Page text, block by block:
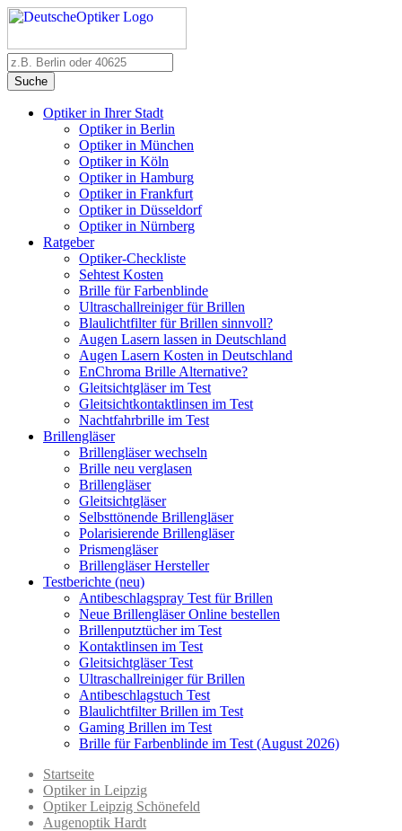
Suche
Optiker in Ihrer Stadt
Optiker in Berlin
Optiker in München
Optiker in Köln
Optiker in Hamburg
Optiker in Frankfurt
Optiker in Düsseldorf
Optiker in Nürnberg
Ratgeber
Optiker-Checkliste
Sehtest Kosten
Brille für Farbenblinde
Ultraschallreiniger für Brillen
Blaulichtfilter für Brillen sinnvoll?
Augen Lasern lassen in Deutschland
Augen Lasern Kosten in Deutschland
EnChroma Brille Alternative?
Gleitsichtgläser im Test
Gleitsichtkontaktlinsen im Test
Nachtfahrbrille im Test
Brillengläser
Brillengläser wechseln
Brille neu verglasen
Brillengläser
Gleitsichtgläser
Selbsttönende Brillengläser
Polarisierende Brillengläser
Prismengläser
Brillengläser Hersteller
Testberichte (neu)
Antibeschlagspray Test für Brillen
Neue Brillengläser Online bestellen
Brillenputztücher im Test
Kontaktlinsen im Test
Gleitsichtgläser Test
Ultraschallreiniger für Brillen
Antibeschlagstuch Test
Blaulichtfilter Brillen im Test
Gaming Brillen im Test
Brille für Farbenblinde im Test (August 2026)
Startseite
Optiker in Leipzig
Optiker Leipzig Schönefeld
Augenoptik Hardt